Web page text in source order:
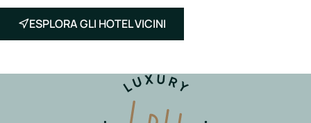
ESPLORA GLI HOTEL VICINI